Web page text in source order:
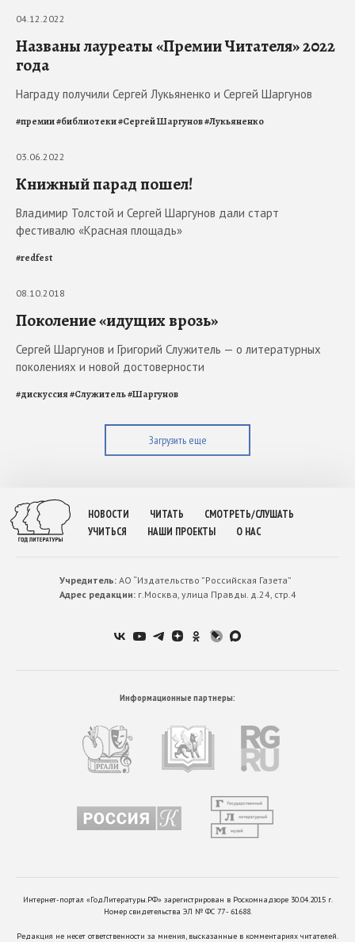
04.12.2022
Названы лауреаты «Премии Читателя» 2022
года
Награду получили Сергей Лукьяненко и Сергей Шаргунов
#премии#библиотеки#Сергей Шаргунов#Лукьяненко
03.06.2022
Книжный парад пошел!
Владимир Толстой и Сергей Шаргунов дали старт
фестивалю «Красная площадь»
#redfest
08.10.2018
Поколение «идущих врозь»
Сергей Шаргунов и Григорий Служитель — о литературных
поколениях и новой достоверности
#дискуссия#Служитель#Шаргунов
Загрузить еще
НОВОСТИ ЧИТАТЬ
СМОТРЕТЬ/СЛУШАТЬ
УЧИТЬСЯ
НАШИ ПРОЕКТЫ О НАС
Учредитель:АО “Издательство ”Российская Газета”
Адрес редакции:г.Москва, улица Правды. д.24, стр.4
Информационные партнеры:
Интернет-портал «ГодЛитературы.РФ» зарегистрирован в Роскомнадзоре 30.04.2015 г.
Номер свидетельства ЭЛ № ФС 77 - 61688.
Редакция не несет ответственности за мнения, высказанные в комментариях читателей.